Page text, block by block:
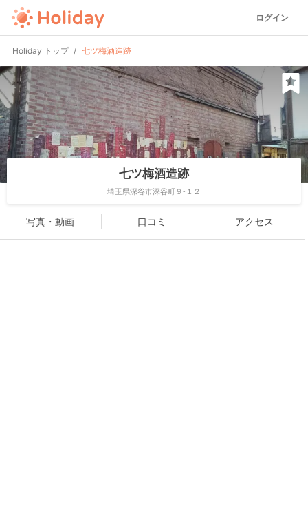
ログイン
Holiday トップ 七ツ梅酒造跡
七ツ梅酒造跡
埼玉県深谷市深谷町９-１２
写真・動画 口コミ アクセス